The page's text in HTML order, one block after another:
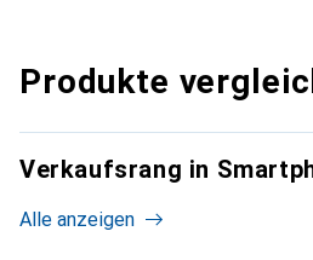
Produkte
Verkaufsrang in
Alle anzeigen